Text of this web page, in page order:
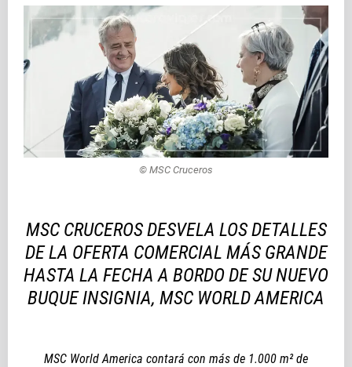
© MSC Cruceros
MSC CRUCEROS DESVELA LOS DETALLES
DE LA OFERTA COMERCIAL MÁS GRANDE
HASTA LA FECHA A BORDO DE SU NUEVO
BUQUE INSIGNIA, MSC WORLD AMERICA
MSC World America contará con más de 1.000 m² de